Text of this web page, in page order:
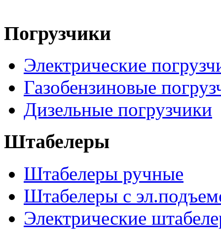
Погрузчики
Электрические
Газобензиновые
Дизельные погрузчики
Штабелеры
Штабелеры ручные
Штабелеры с
Электрические